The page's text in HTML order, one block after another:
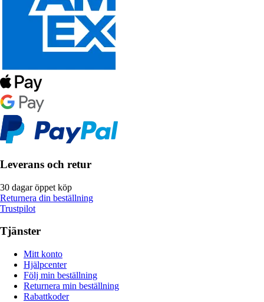
Leverans och retur
30 dagar öppet köp
Returnera din beställning
Trustpilot
Tjänster
Mitt konto
Hjälpcenter
Följ min beställning
Returnera min beställning
Rabattkoder